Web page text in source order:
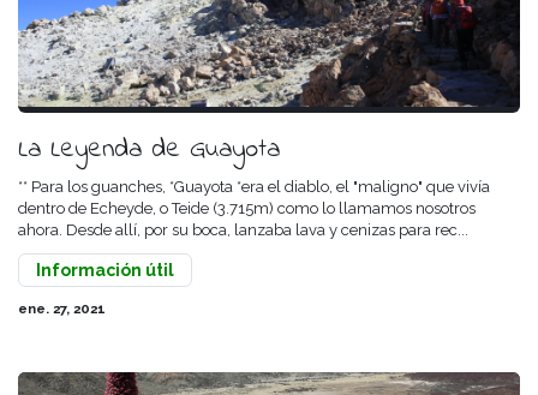
La Leyenda de Guayota
** Para los guanches, *Guayota *era el diablo, el "maligno" que vivía
dentro de Echeyde, o Teide (3.715m) como lo llamamos nosotros
ahora. Desde allí, por su boca, lanzaba lava y cenizas para rec...
Información útil
ene. 27, 2021